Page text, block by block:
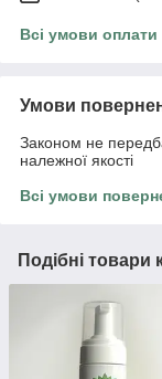
Всі умови оплати
Умови
Законом не
належної якості
Всі умови
Подібні товари